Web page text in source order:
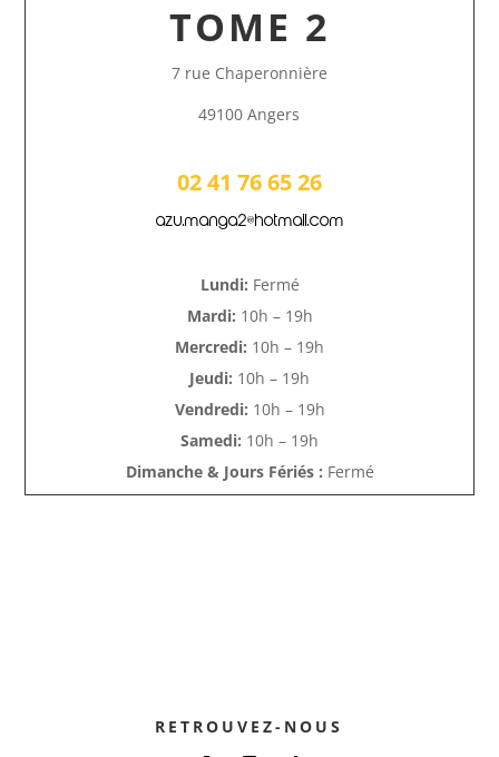
TOME 2
7 rue Chaperonnière
49100 Angers
02 41 76 65 26
azu.manga2@hotmail.com
Lundi: Fermé
Mardi: 10h – 19h
Mercredi: 10h – 19h
Jeudi: 10h – 19h
Vendredi: 10h – 19h
Samedi: 10h – 19h
Dimanche & Jours Fériés : Fermé
RETROUVEZ-NOUS